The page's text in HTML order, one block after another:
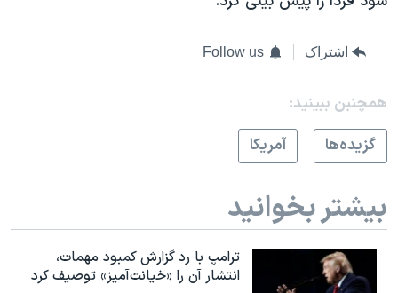
اشتراک Follow us
همچنبن ببینید:
گزيده‌ها
آمريکا
بیشتر بخوانید
ترامپ با رد گزارش کمبود مهمات،
انتشار آن را «خیانت‌آمیز» توصیف کرد